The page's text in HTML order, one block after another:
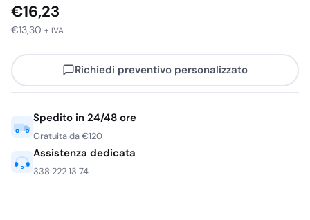
€16,23
€13,30 + IVA
Richiedi preventivo personalizzato
Spedito in 24/48 ore
Gratuita da €120
Assistenza dedicata
338 222 13 74